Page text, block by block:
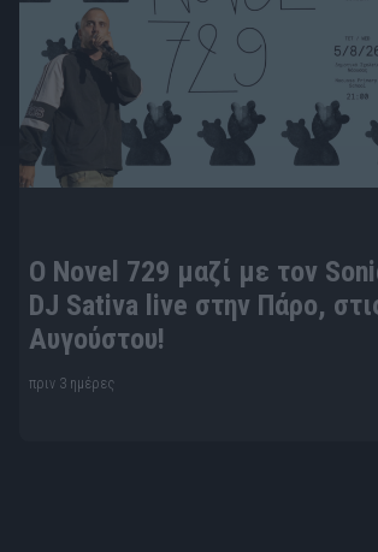
O Novel 729 μαζί με τον
DJ Sativa live στην Πάρο,
Αυγούστου!
πριν 3 ημέρες